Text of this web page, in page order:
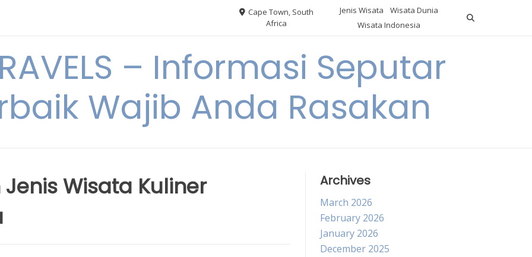
Cape Town, South
Africa
Jenis Wisata
Wisata Dunia
Wisata Indonesia
– Informasi Seputar
Wajib Anda Rasakan
Wisata Kuliner
Archives
March 2026
February 2026
January 2026
December 2025